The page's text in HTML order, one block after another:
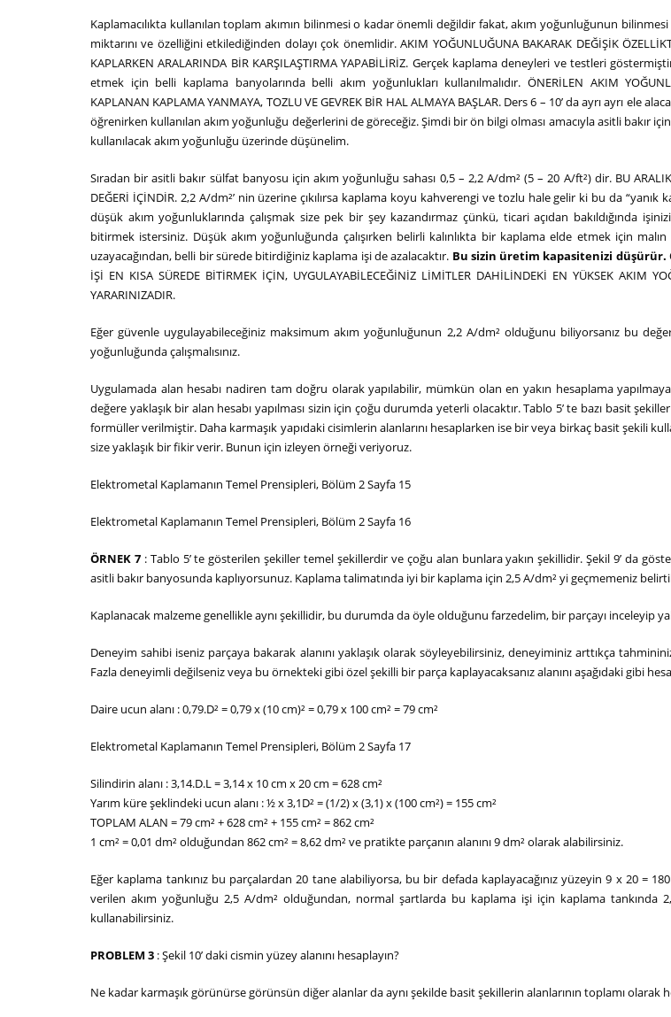
Kaplamacılıkta kullanılan toplam akımın bilinmesi o kadar önemli değildir fakat, akım yoğunluğunun
miktarını ve özelliğini etkilediğinden dolayı çok önemlidir. AKIM YOĞUNLUĞUNA BAKARAK DEĞİŞİK
KAPLARKEN ARALARINDA BİR KARŞILAŞTIRMA YAPABİLİRİZ. Gerçek kaplama deneyleri ve testleri
etmek için belli kaplama banyolarında belli akım yoğunlukları kullanılmalıdır. ÖNERİLEN AKIM
KAPLANAN KAPLAMA YANMAYA, TOZLU VE GEVREK BİR HAL ALMAYA BAŞLAR. Ders 6 – 10’ da ayrı ayrı ele
öğrenirken kullanılan akım yoğunluğu değerlerini de göreceğiz. Şimdi bir ön bilgi olması amacıyla asitli bakır
kullanılacak akım yoğunluğu üzerinde düşünelim.
Sıradan bir asitli bakır sülfat banyosu için akım yoğunluğu sahası 0,5 – 2,2 A/dm² (5 – 20 A/ft²) dir. BU
DEĞERİ İÇİNDİR. 2,2 A/dm²’ nin üzerine çıkılırsa kaplama koyu kahverengi ve tozlu hale gelir ki bu da “yanık
düşük akım yoğunluklarında çalışmak size pek bir şey kazandırmaz çünkü, ticari açıdan bakıldığında
bitirmek istersiniz. Düşük akım yoğunluğunda çalışırken belirli kalınlıkta bir kaplama elde etmek için
uzayacağından, belli bir sürede bitirdiğiniz kaplama işi de azalacaktır. Bu sizin üretim kapasitenizi düşürür.
İŞİ EN KISA SÜREDE BİTİRMEK İÇİN, UYGULAYABİLECEĞİNİZ LİMİTLER DAHİLİNDEKİ EN YÜKSEK AKIM
YARARINIZADIR.
Eğer güvenle uygulayabileceğiniz maksimum akım yoğunluğunun 2,2 A/dm² olduğunu biliyorsanız bu
yoğunluğunda çalışmalısınız.
Uygulamada alan hesabı nadiren tam doğru olarak yapılabilir, mümkün olan en yakın hesaplama yapılmaya
değere yaklaşık bir alan hesabı yapılması sizin için çoğu durumda yeterli olacaktır. Tablo 5’ te bazı basit
formüller verilmiştir. Daha karmaşık yapıdaki cisimlerin alanlarını hesaplarken ise bir veya birkaç basit şekili
size yaklaşık bir fikir verir. Bunun için izleyen örneği veriyoruz.
Elektrometal Kaplamanın Temel Prensipleri, Bölüm 2 Sayfa 15
Elektrometal Kaplamanın Temel Prensipleri, Bölüm 2 Sayfa 16
ÖRNEK 7 : Tablo 5’ te gösterilen şekiller temel şekillerdir ve çoğu alan bunlara yakın şekillidir. Şekil 9’ da
asitli bakır banyosunda kaplıyorsunuz. Kaplama talimatında iyi bir kaplama için 2,5 A/dm² yi geçmemeniz
Kaplanacak malzeme genellikle aynı şekillidir, bu durumda da öyle olduğunu farzedelim, bir parçayı inceleyip
Deneyim sahibi iseniz parçaya bakarak alanını yaklaşık olarak söyleyebilirsiniz, deneyiminiz arttıkça
Fazla deneyimli değilseniz veya bu örnekteki gibi özel şekilli bir parça kaplayacaksanız alanını aşağıdaki gibi
Daire ucun alanı : 0,79.D² = 0,79 x (10 cm)² = 0,79 x 100 cm² = 79 cm²
Elektrometal Kaplamanın Temel Prensipleri, Bölüm 2 Sayfa 17
Silindirin alanı : 3,14.D.L = 3,14 x 10 cm x 20 cm = 628 cm²
Yarım küre şeklindeki ucun alanı : ½ x 3,1D² = (1/2) x (3,1) x (100 cm²) = 155 cm²
TOPLAM ALAN = 79 cm² + 628 cm² + 155 cm² = 862 cm²
1 cm² = 0,01 dm² olduğundan 862 cm² = 8,62 dm² ve pratikte parçanın alanını 9 dm² olarak alabilirsiniz.
Eğer kaplama tankınız bu parçalardan 20 tane alabiliyorsa, bu bir defada kaplayacağınız yüzeyin 9 x 20 =
verilen akım yoğunluğu 2,5 A/dm² olduğundan, normal şartlarda bu kaplama işi için kaplama tankında
kullanabilirsiniz.
PROBLEM 3 : Şekil 10’ daki cismin yüzey alanını hesaplayın?
Ne kadar karmaşık görünürse görünsün diğer alanlar da aynı şekilde basit şekillerin alanlarının toplamı olarak